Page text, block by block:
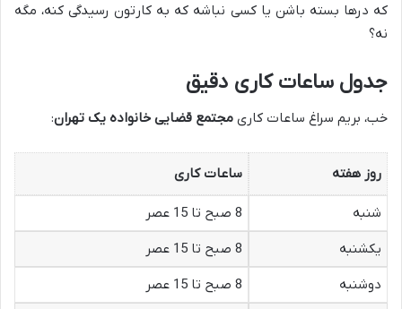
که درها بسته باشن یا کسی نباشه که به کارتون رسیدگی کنه، مگه
نه؟
جدول ساعات کاری دقیق
خب، بریم سراغ ساعات کاری مجتمع قضایی خانواده یک تهران:
روز هفته ساعات کاری
شنبه
8 صبح تا 15 عصر
یکشنبه
8 صبح تا 15 عصر
دوشنبه
8 صبح تا 15 عصر